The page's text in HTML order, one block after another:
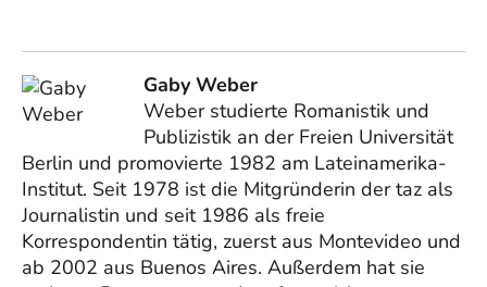
Gaby Weber
Weber studierte Romanistik und
Publizistik an der Freien Universität
Berlin und promovierte 1982 am Lateinamerika-
Institut. Seit 1978 ist die Mitgründerin der taz als
Journalistin und seit 1986 als freie
Korrespondentin tätig, zuerst aus Montevideo und
ab 2002 aus Buenos Aires. Außerdem hat sie